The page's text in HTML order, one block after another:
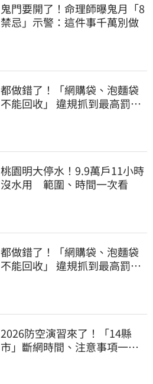
鬼門要開了！命理師曝鬼月「8
禁忌」示警：這件事千萬別做
都做錯了！「網購袋、泡麵袋
不能回收」 違規抓到最高罰
桃園明大停水！9.9萬戶11小時
沒水用 範圍、時間一次看
都做錯了！「網購袋、泡麵袋
不能回收」 違規抓到最高罰
2026防空演習來了！「14縣
市」斷網時間、注意事項一次